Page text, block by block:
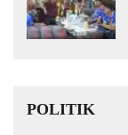
POLITIK